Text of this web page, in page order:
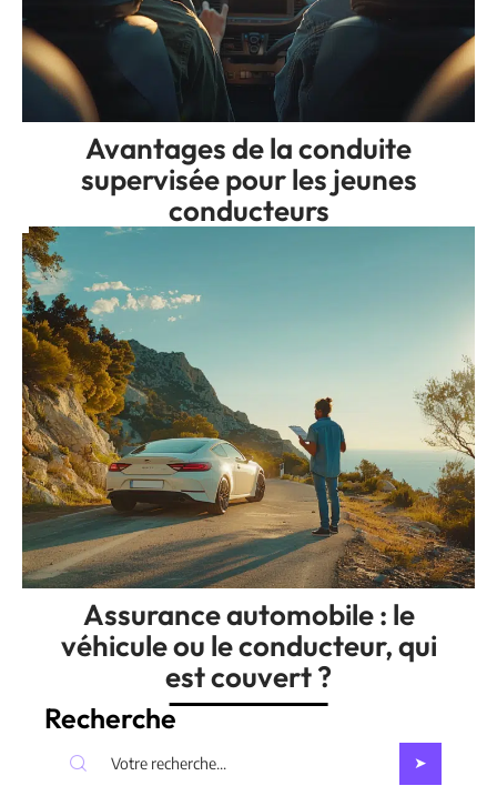
Avantages de la conduite
supervisée pour les jeunes
conducteurs
Assurance automobile : le
véhicule ou le conducteur, qui
est couvert ?
Recherche